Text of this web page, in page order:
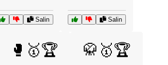
Salin Salin
🥊🥇🏆 🥋🥇🏆